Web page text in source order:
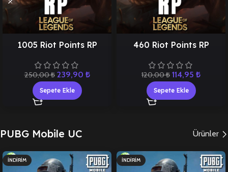
1005 Riot Points RP
250,00₺ 239,90 ₺
Sepete Ekle
460 Riot Points RP
120,00₺ 114,95 ₺
Sepete Ekle
PUBG Mobile UC Ürünler
İNDIRIM İNDIRIM